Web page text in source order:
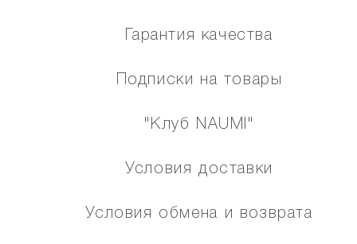
Гарантия качества
Подписки на товары
"Клуб NAUMI"
Условия доставки
Условия обмена и возврата